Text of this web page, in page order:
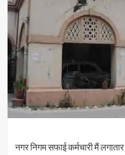
नगर निगम सफाई कर्मचारी मैं